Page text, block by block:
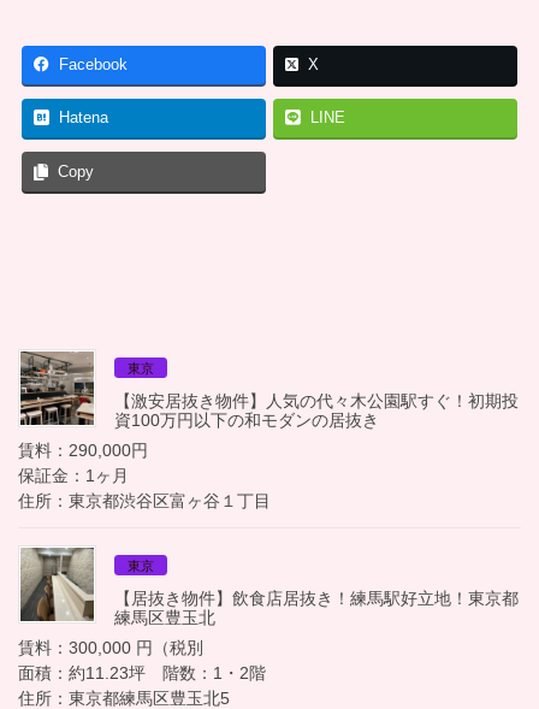
Facebook X
Hatena LINE
Copy
東京
【激安居抜き物件】人気の代々木公園駅すぐ！初期投
資100万円以下の和モダンの居抜き
賃料：290,000円
保証金：1ヶ月
住所：東京都渋谷区富ヶ谷１丁目
東京
【居抜き物件】飲食店居抜き！練馬駅好立地！東京都
練馬区豊玉北
賃料：300,000 円（税別
面積：約11.23坪 階数：1・2階
住所：東京都練馬区豊玉北5